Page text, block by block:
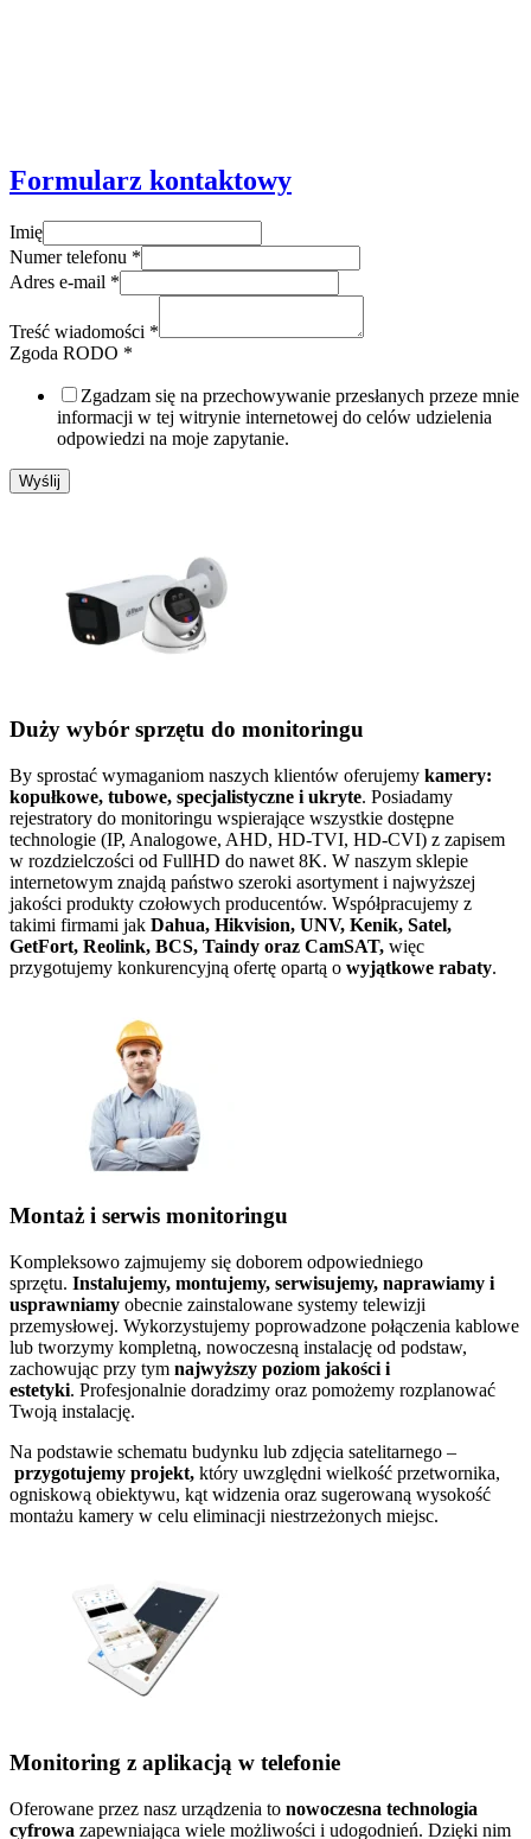
Formularz kontaktowy
Imię
Numer telefonu *
Adres
e-
mail
Adres e-mail *
Treść wiadomości *
Zgoda RODO *
Zgadzam się na przechowywanie przesłanych przeze mnie
informacji w tej witrynie internetowej do celów udzielenia
odpowiedzi na moje zapytanie.
Wyślij
Duży wybór sprzętu do monitoringu
By sprostać wymaganiom naszych klientów oferujemy kamery:
kopułkowe, tubowe, specjalistyczne i ukryte. Posiadamy
rejestratory do monitoringu wspierające wszystkie dostępne
technologie (IP, Analogowe, AHD, HD-TVI, HD-CVI) z zapisem
w rozdzielczości od FullHD do nawet 8K. W naszym sklepie
internetowym znajdą państwo szeroki asortyment i najwyższej
jakości produkty czołowych producentów. Współpracujemy z
takimi firmami jak Dahua, Hikvision, UNV, Kenik, Satel,
GetFort, Reolink, BCS, Taindy oraz CamSAT, więc
przygotujemy konkurencyjną ofertę opartą o wyjątkowe rabaty.
Montaż i serwis monitoringu
Kompleksowo zajmujemy się doborem odpowiedniego
sprzętu. Instalujemy, montujemy, serwisujemy, naprawiamy i
usprawniamy obecnie zainstalowane systemy telewizji
przemysłowej. Wykorzystujemy poprowadzone połączenia kablowe
lub tworzymy kompletną, nowoczesną instalację od podstaw,
zachowując przy tym najwyższy poziom jakości i
estetyki. Profesjonalnie doradzimy oraz pomożemy rozplanować
Twoją instalację.
Na podstawie schematu budynku lub zdjęcia satelitarnego –
przygotujemy projekt, który uwzględni wielkość przetwornika,
ogniskową obiektywu, kąt widzenia oraz sugerowaną wysokość
montażu kamery w celu eliminacji niestrzeżonych miejsc.
Monitoring z aplikacją w telefonie
Oferowane przez nasz urządzenia to nowoczesna technologia
cyfrowa zapewniająca wiele możliwości i udogodnień. Dzięki nim